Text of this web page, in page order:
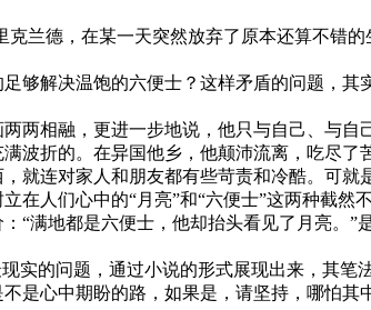
兰德，在某一天突然放弃了原本还算不错
够解决温饱的六便士？这样矛盾的问题，
两相融，更进一步地说，他只与自己、与自
波折的。在异国他乡，他颠沛流离，吃尽
就连对家人和朋友都有些苛责和冷酷。可就
在人们心中的“月亮”和“六便士”这两种截
“满地都是六便士，他却抬头看见了月亮。
实的问题，通过小说的形式展现出来，其
是心中期盼的路，如果是，请坚持，哪怕